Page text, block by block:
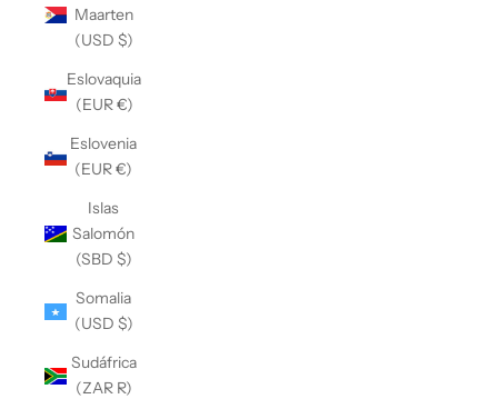
Maarten
(USD $)
Eslovaquia
(EUR €)
Eslovenia
(EUR €)
Islas
Salomón
(SBD $)
Somalia
(USD $)
Sudáfrica
(ZAR R)